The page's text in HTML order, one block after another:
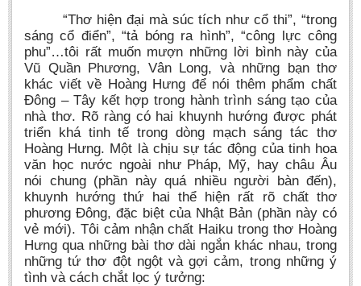
“Thơ hiện đại mà súc tích như cổ thi”, “trong
sáng cổ điển”, “tả bóng ra hình”, “công lực công
phu”…tôi rất muốn mượn những lời bình này của
Vũ Quần Phương, Vân Long, và những bạn thơ
khác viết về Hoàng Hưng để nói thêm phẩm chất
Đông – Tây kết hợp trong hành trình sáng tạo của
nhà thơ. Rõ ràng có hai khuynh hướng được phát
triển khá tinh tế trong dòng mạch sáng tác thơ
Hoàng Hưng. Một là chịu sự tác động của tinh hoa
văn học nước ngoài như Pháp, Mỹ, hay châu Âu
nói chung (phần này quá nhiều người bàn đến),
khuynh hướng thứ hai thể hiện rất rõ chất thơ
phương Đông, đặc biệt của Nhật Bản (phần này có
vẻ mới). Tôi cảm nhận chất Haiku trong thơ Hoàng
Hưng qua những bài thơ dài ngắn khác nhau, trong
những tứ thơ đột ngột và gợi cảm, trong những ý
tình và cách chắt lọc ý tưởng: